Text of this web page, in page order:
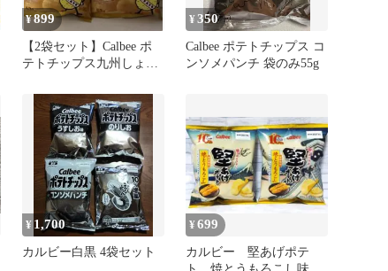
¥899
【2袋セット】Calbee ポ
テトチップス九州しょう
¥350
Calbee ポテトチップス コ
ンソメパンチ 袋のみ55g
¥ 1,700
カルビー白黒 4袋セット
¥699
カルビー 堅あげポテ